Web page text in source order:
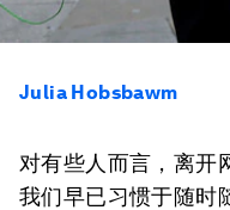
Julia Hobsbawm
对有些人而言，离开
我们早已习惯于随时